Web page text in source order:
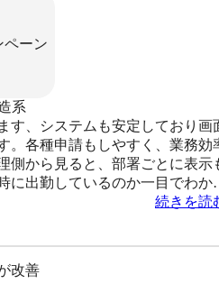
ペーン
系
す、システムも安定しており画
。各種申請もしやすく、業務効
側から見ると、部署ごとに表示
に出勤しているのか一目でわか
すく便利です。残業の上限規制
とっているのかも確認できるの
続きを読
改善